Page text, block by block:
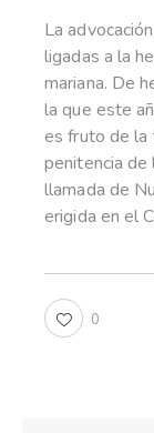
La
ligadas a la
mariana. De
la que este
es fruto de la
penitencia de
llamada de
erigida en el
0